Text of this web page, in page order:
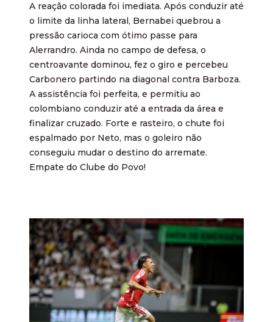
A reação colorada foi imediata. Após conduzir até
o limite da linha lateral, Bernabei quebrou a
pressão carioca com ótimo passe para
Alerrandro. Ainda no campo de defesa, o
centroavante dominou, fez o giro e percebeu
Carbonero partindo na diagonal contra Barboza.
A assistência foi perfeita, e permitiu ao
colombiano conduzir até a entrada da área e
finalizar cruzado. Forte e rasteiro, o chute foi
espalmado por Neto, mas o goleiro não
conseguiu mudar o destino do arremate.
Empate do Clube do Povo!